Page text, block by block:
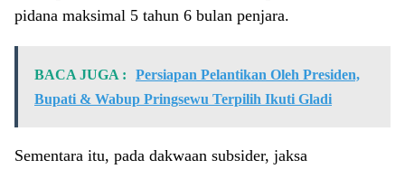
pidana maksimal 5 tahun 6 bulan penjara.
BACA JUGA :
Persiapan Pelantikan Oleh Presiden,
Bupati & Wabup Pringsewu Terpilih Ikuti Gladi
Sementara itu, pada dakwaan subsider, jaksa